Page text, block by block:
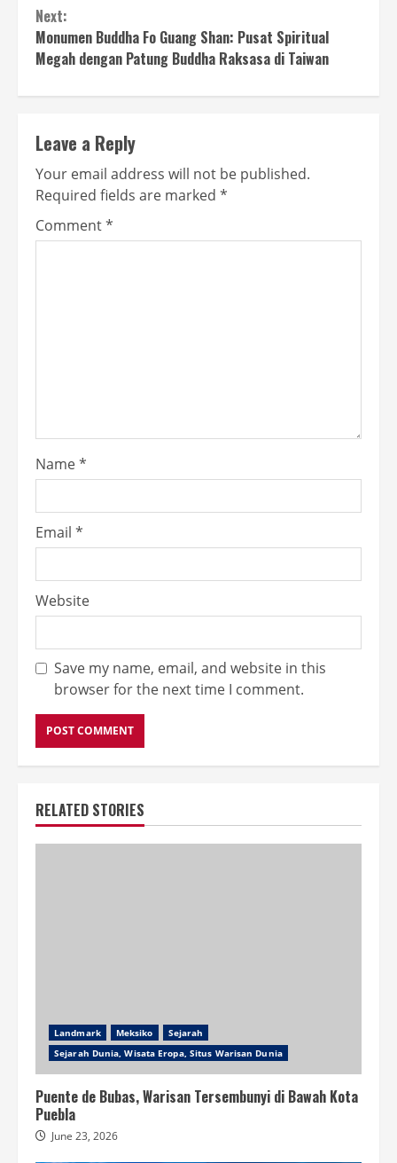
Next:
Monumen Buddha Fo Guang Shan: Pusat Spiritual
Megah dengan Patung Buddha Raksasa di Taiwan
Leave a Reply
Your email address will not be published.
Required fields are marked *
Comment*
Name*
Email *
Website
Save my name, email, and website in this
browser for the next time I comment.
RELATED STORIES
Landmark Meksiko
Sejarah
Sejarah Dunia, Wisata Eropa, Situs Warisan Dunia
Puente de Bubas, Warisan Tersembunyi di Bawah Kota
Puebla
June 23, 2026